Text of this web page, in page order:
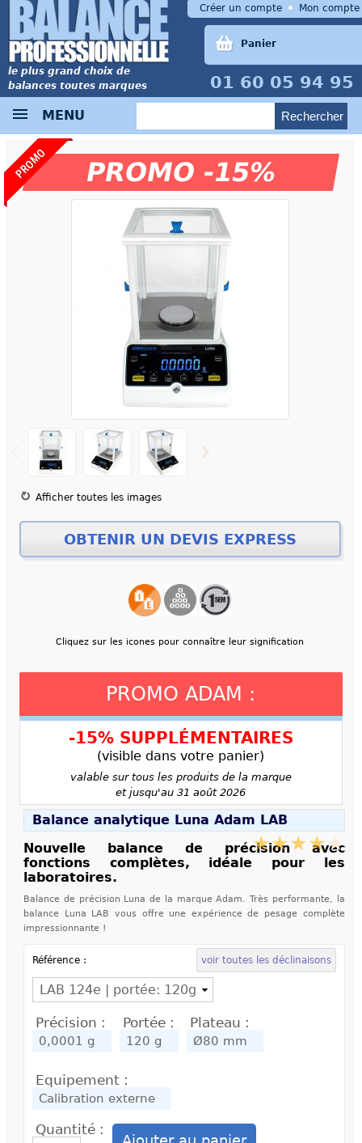
le plus grand choix de
balances toutes marques
01 60 05 94 95
Panier
Créer un compte Mon compte
MENU
PROMO PROMO -15%
Afficher toutes les images
Cliquez sur les icones pour connaître leur signification
PROMO ADAM :
-15% SUPPLÉMENTAIRES
(visible dans votre panier)
valable sur tous les produits de la marque
et jusqu'au 31 août 2026
Balance analytique Luna Adam LAB
Nouvelle balance de précision avec
fonctions complètes, idéale pour les
laboratoires.
Balance de précision Luna de la marque Adam. Très performante, la
balance Luna LAB vous offre une expérience de pesage complète
impressionnante !
Référence : voir toutes les déclinaisons
Précision : Portée : Plateau :
Equipement :
Quantité :